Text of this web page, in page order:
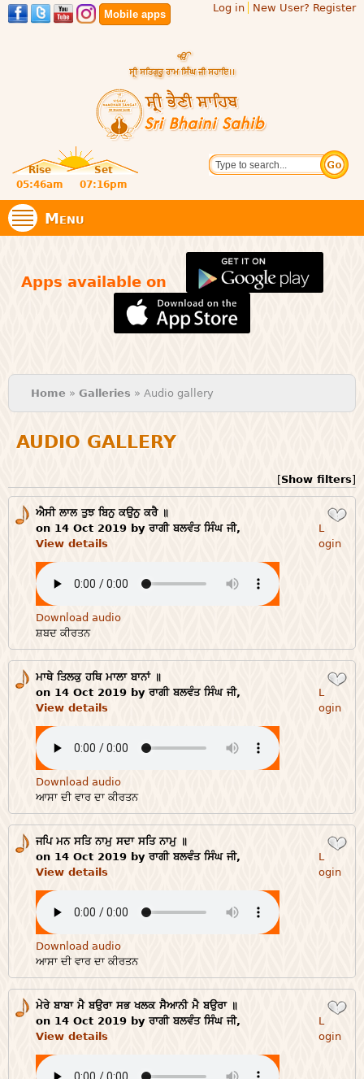
Skip to
main
Mobile apps
Log in New User? Register
Sri
Bhaini
Sahib
website
of central
religious
place for
Rise
Set
05:46am
07:16pm
Search
Menu
Apps available on
You are here
Home » Galleries » Audio gallery
AUDIO GALLERY
[Show filters]
ਐਸੀ ਲਾਲ ਤੁਝ ਬਿਨੁ ਕਉਨੁ ਕਰੈ ॥
on 14 Oct 2019 by ਰਾਗੀ ਬਲਵੰਤ ਸਿੰਘ ਜੀ,
View details
L
ogin
Download audio
ਸ਼ਬਦ ਕੀਰਤਨ
ਮਾਥੇ ਤਿਲਕੁ ਹਥਿ ਮਾਲਾ ਬਾਨਾਂ ॥
on 14 Oct 2019 by ਰਾਗੀ ਬਲਵੰਤ ਸਿੰਘ ਜੀ,
View details
L
ogin
Download audio
ਆਸਾ ਦੀ ਵਾਰ ਦਾ ਕੀਰਤਨ
ਜਪਿ ਮਨ ਸਤਿ ਨਾਮੁ ਸਦਾ ਸਤਿ ਨਾਮੁ ॥
on 14 Oct 2019 by ਰਾਗੀ ਬਲਵੰਤ ਸਿੰਘ ਜੀ,
View details
L
ogin
Download audio
ਆਸਾ ਦੀ ਵਾਰ ਦਾ ਕੀਰਤਨ
ਮੇਰੇ ਬਾਬਾ ਮੈ ਬਉਰਾ ਸਭ ਖਲਕ ਸੈਆਨੀ ਮੈ ਬਉਰਾ ॥
on 14 Oct 2019 by ਰਾਗੀ ਬਲਵੰਤ ਸਿੰਘ ਜੀ,
View details
L
ogin